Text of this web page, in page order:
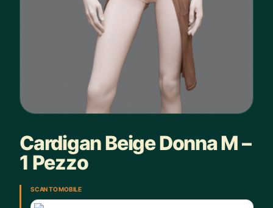
Cardigan Beige Donna M –
1 Pezzo
SCAN TO MOBILE